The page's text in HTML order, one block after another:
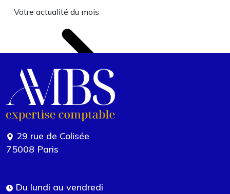
Votre actualité du mois
29 rue de Colisée
75008 Paris
Du lundi au vendredi